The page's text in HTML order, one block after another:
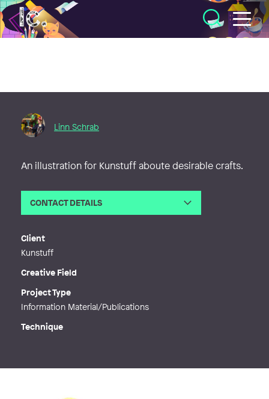
Illustratörcentrum
Linn Schrab
An illustration for Kunstuff aboute desirable crafts.
CONTACT DETAILS
Client
Kunstuff
Creative Field
Project Type
Information Material/Publications
Technique